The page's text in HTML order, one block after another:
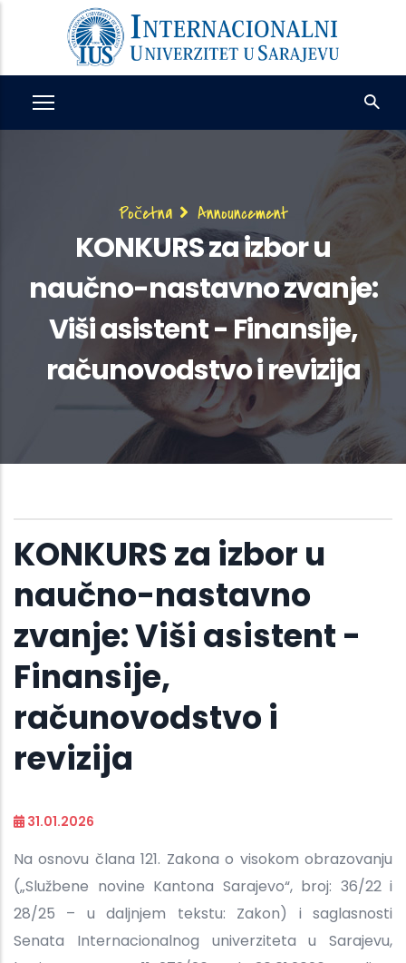
content
Breadcrumb
Početna Announcement
KONKURS za izbor u
naučno-nastavno zvanje:
Viši asistent - Finansije,
računovodstvo i revizija
KONKURS za izbor u
naučno-nastavno
zvanje: Viši asistent -
Finansije,
računovodstvo i
revizija
31.01.2026
Na osnovu člana 121. Zakona o visokom obrazovanju
(„Službene novine Kantona Sarajevo“, broj: 36/22 i
28/25 – u daljnjem tekstu: Zakon) i saglasnosti
Senata Internacionalnog univerziteta u Sarajevu,